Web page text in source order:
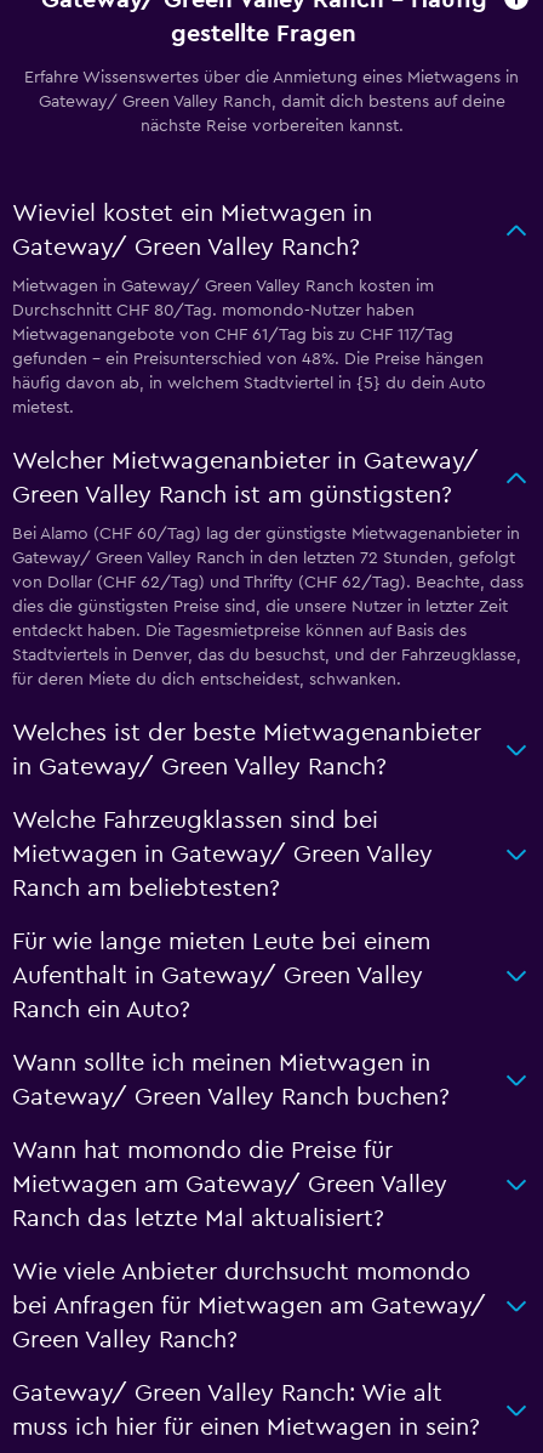
gestellte Fragen
Erfahre Wissenswertes über die Anmietung eines Mietwagens in
Gateway/ Green Valley Ranch, damit dich bestens auf deine
nächste Reise vorbereiten kannst.
Wieviel kostet ein Mietwagen in
Gateway/ Green Valley Ranch?
Mietwagen in Gateway/ Green Valley Ranch kosten im
Durchschnitt CHF 80/Tag. momondo-Nutzer haben
Mietwagenangebote von CHF 61/Tag bis zu CHF 117/Tag
gefunden – ein Preisunterschied von 48%. Die Preise hängen
häufig davon ab, in welchem Stadtviertel in {5} du dein Auto
mietest.
Welcher Mietwagenanbieter in Gateway/
Green Valley Ranch ist am günstigsten?
Bei Alamo (CHF 60/Tag) lag der günstigste Mietwagenanbieter in
Gateway/ Green Valley Ranch in den letzten 72 Stunden, gefolgt
von Dollar (CHF 62/Tag) und Thrifty (CHF 62/Tag). Beachte, dass
dies die günstigsten Preise sind, die unsere Nutzer in letzter Zeit
entdeckt haben. Die Tagesmietpreise können auf Basis des
Stadtviertels in Denver, das du besuchst, und der Fahrzeugklasse,
für deren Miete du dich entscheidest, schwanken.
Welches ist der beste Mietwagenanbieter
in Gateway/ Green Valley Ranch?
Welche Fahrzeugklassen sind bei
Mietwagen in Gateway/ Green Valley
Ranch am beliebtesten?
Für wie lange mieten Leute bei einem
Aufenthalt in Gateway/ Green Valley
Ranch ein Auto?
Wann sollte ich meinen Mietwagen in
Gateway/ Green Valley Ranch buchen?
Wann hat momondo die Preise für
Mietwagen am Gateway/ Green Valley
Ranch das letzte Mal aktualisiert?
Wie viele Anbieter durchsucht momondo
bei Anfragen für Mietwagen am Gateway/
Green Valley Ranch?
Gateway/ Green Valley Ranch: Wie alt
muss ich hier für einen Mietwagen in sein?